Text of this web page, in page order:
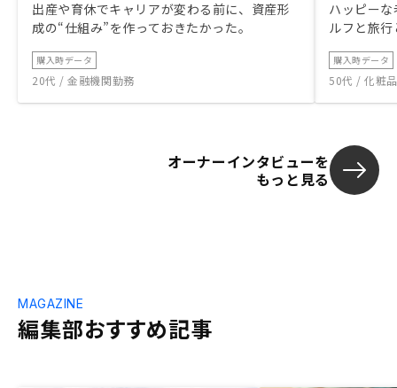
出産や育休でキャリアが変わる前に、資産形
成の“仕組み”を作っておきたかった。
購入時データ
20代 / 金融機関勤務
ハッピー
ルフと旅
購入時データ
50代 / 化粧
オーナーインタビューを
もっと見る
編集部おすすめ記事
MAGAZINE